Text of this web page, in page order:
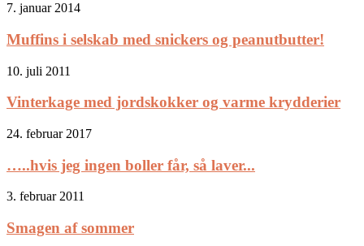
7. januar 2014
Muffins i selskab med snickers og peanutbutter!
10. juli 2011
Vinterkage med jordskokker og varme krydderier
24. februar 2017
…..hvis jeg ingen boller får, så laver...
3. februar 2011
Smagen af sommer